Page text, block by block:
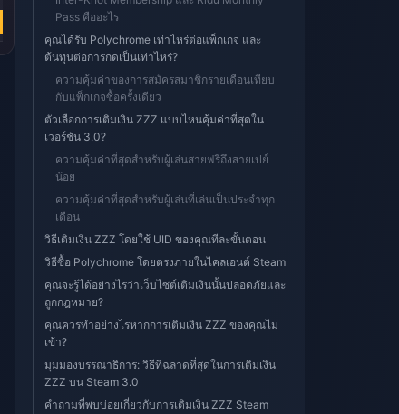
ซื้อเลย
Pass คืออะไร
คุณได้รับ Polychrome เท่าไหร่ต่อแพ็กเกจ และ
ต้นทุนต่อการกดเป็นเท่าไหร่?
ความคุ้มค่าของการสมัครสมาชิกรายเดือนเทียบ
กับแพ็กเกจซื้อครั้งเดียว
ตัวเลือกการเติมเงิน ZZZ แบบไหนคุ้มค่าที่สุดใน
เวอร์ชัน 3.0?
ความคุ้มค่าที่สุดสำหรับผู้เล่นสายฟรีถึงสายเปย์
น้อย
ความคุ้มค่าที่สุดสำหรับผู้เล่นที่เล่นเป็นประจำทุก
เดือน
วิธีเติมเงิน ZZZ โดยใช้ UID ของคุณทีละขั้นตอน
วิธีซื้อ Polychrome โดยตรงภายในไคลเอนต์ Steam
คุณจะรู้ได้อย่างไรว่าเว็บไซต์เติมเงินนั้นปลอดภัยและ
ถูกกฎหมาย?
คุณควรทำอย่างไรหากการเติมเงิน ZZZ ของคุณไม่
เข้า?
มุมมองบรรณาธิการ: วิธีที่ฉลาดที่สุดในการเติมเงิน
ZZZ บน Steam 3.0
คำถามที่พบบ่อยเกี่ยวกับการเติมเงิน ZZZ Steam